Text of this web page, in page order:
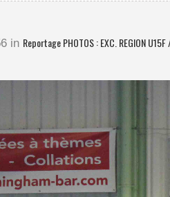
in Reportage PHOTOS : EXC. REGION